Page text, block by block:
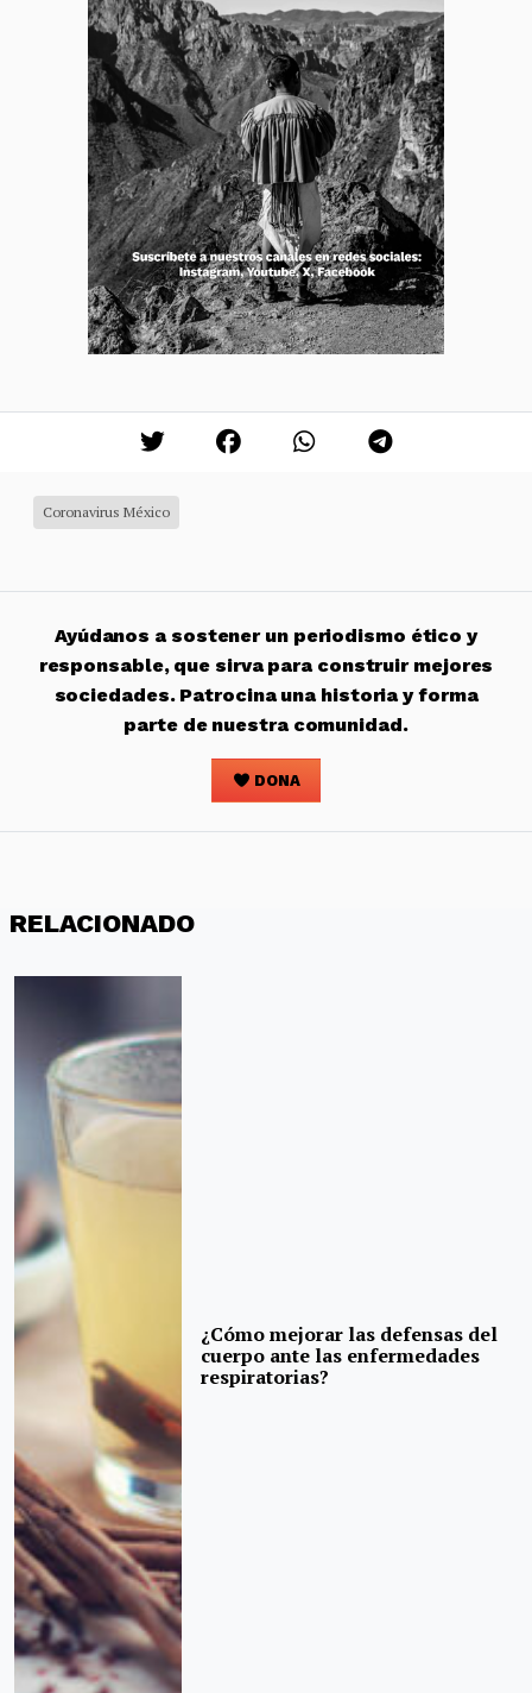
Coronavirus México
Ayúdanos a sostener un periodismo ético y
responsable, que sirva para construir mejores
sociedades. Patrocina una historia y forma
parte de nuestra comunidad.
DONA
RELACIONADO
¿Cómo mejorar las defensas del
cuerpo ante las enfermedades
respiratorias?